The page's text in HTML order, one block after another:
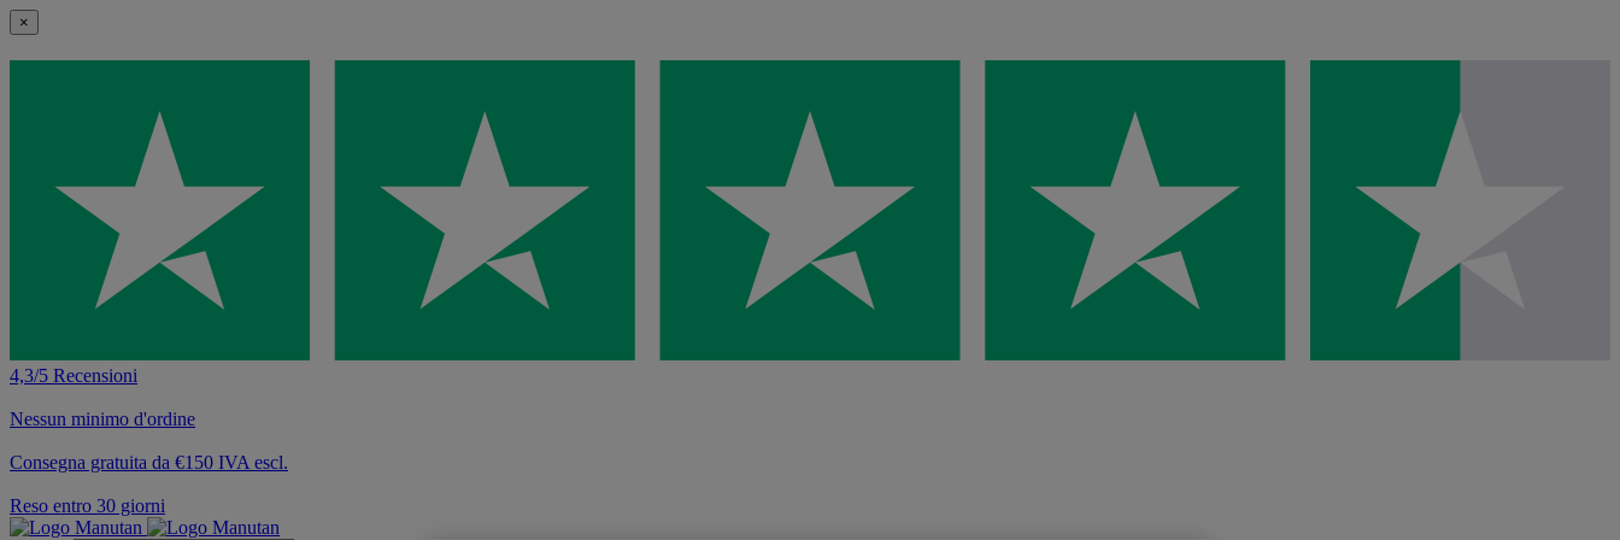
×
4,3/5 Recensioni
Nessun minimo d'ordine
Consegna gratuita da €150 IVA escl.
Reso entro 30 giorni